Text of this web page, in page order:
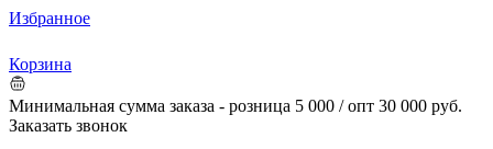
Избранное
Корзина
Минимальная сумма заказа - розница 5 000 / опт 30 000 руб.
Заказать звонок